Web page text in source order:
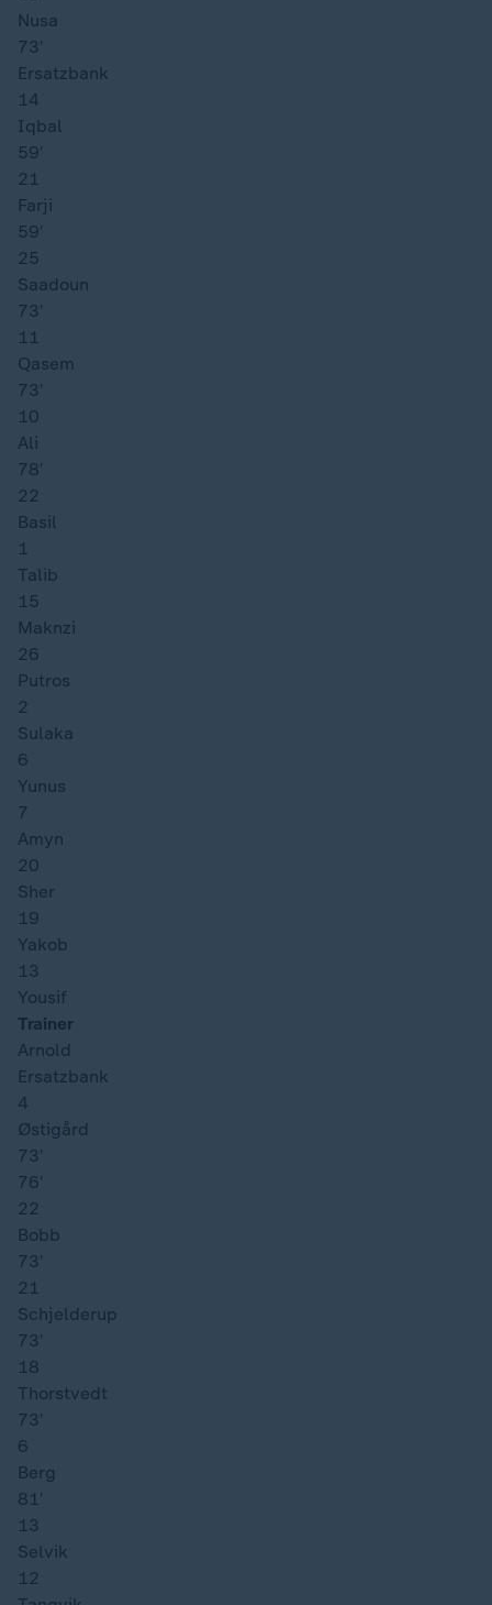
Nusa
73′
Ersatzbank
14
Iqbal
59′
21
Farji
59′
25
Saadoun
73′
11
Qasem
73′
10
Ali
78′
22
Basil
1
Talib
15
Maknzi
26
Putros
2
Sulaka
6
Yunus
7
Amyn
20
Sher
19
Yakob
13
Yousif
Trainer
Arnold
Ersatzbank
4
Østigård
73′
76′
22
Bobb
73′
21
Schjelderup
73′
18
Thorstvedt
73′
6
Berg
81′
13
Selvik
12